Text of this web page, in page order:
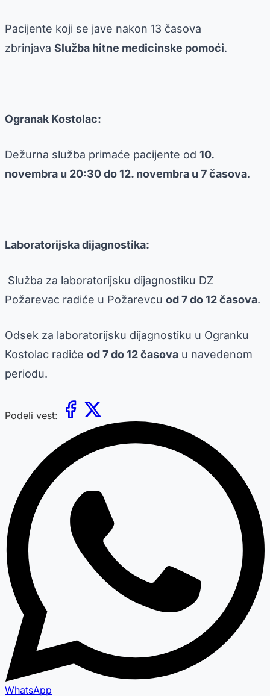
Pacijente koji se jave nakon 13 časova
zbrinjava Služba hitne medicinske pomoći.
Ogranak Kostolac:
Dežurna služba primaće pacijente od 10.
novembra u 20:30 do 12. novembra u 7 časova.
Laboratorijska dijagnostika:
Služba za laboratorijsku dijagnostiku DZ
Požarevac radiće u Požarevcu od 7 do 12 časova.
Odsek za laboratorijsku dijagnostiku u Ogranku
Kostolac radiće od 7 do 12 časova u navedenom
periodu.
Podeli vest:
WhatsApp